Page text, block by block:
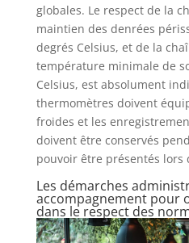
globales. Le respect de la
maintien des denrées
degrés Celsius, et de la
température minimale de
Celsius, est absolument
thermomètres doivent
froides et les
doivent être conservés
pouvoir être présentés lors
Les démarches
accompagnement pour
dans le respect des